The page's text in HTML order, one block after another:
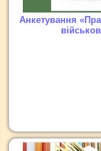
Анкетування